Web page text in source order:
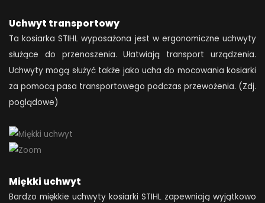
Uchwyt transportowy
Ta kosiarka STIHL wyposażona jest w ergonomiczne uchwyty
służące do przenoszenia. Ułatwiają transport urządzenia.
Uchwyty mogą służyć także jako ucha do mocowania kosiarki
za pomocą pasa transportowego podczas przewożenia. (Zdj.
poglądowe)
Miękki uchwyt
Bardzo miękkie uchwyty kosiarki STIHL zapewniają wyjątkowo